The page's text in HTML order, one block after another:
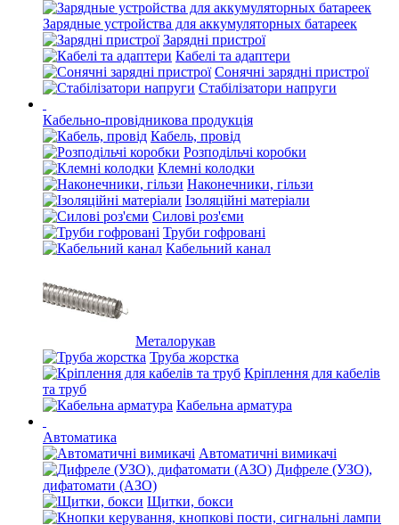
Зарядные устройства для аккумуляторных батареек
Зарядні пристрої
Кабелі та адаптери
Сонячні зарядні пристрої
Стабілізатори напруги
Кабельно-провідникова продукція
Кабель, провід
Розподільчі коробки
Клемні колодки
Наконечники, гільзи
Ізоляційні матеріали
Силові роз'єми
Труби гофровані
Кабельний канал
Металорукав
Труба жорстка
Кріплення для кабелів
та труб
Кабельна арматура
Автоматика
Автоматичні вимикачі
Дифреле (УЗО),
дифатомати (АЗО)
Щитки, бокси